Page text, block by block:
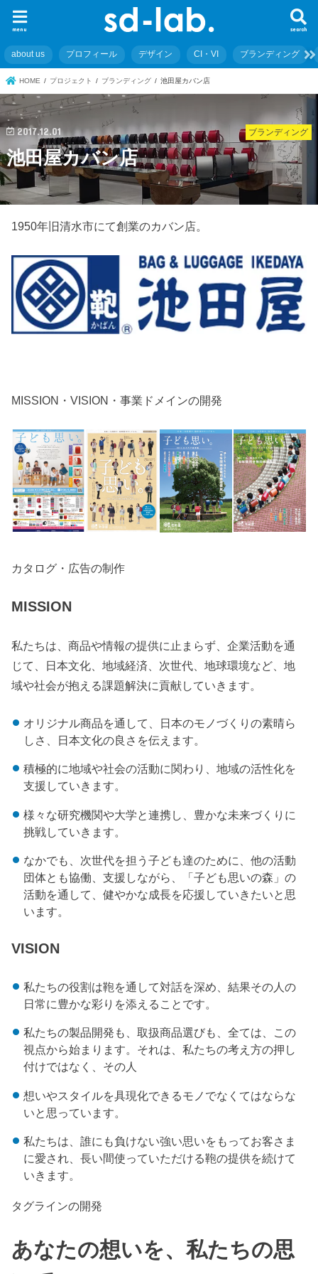
search
menu
about us プロフィール デザイン CI・VI ブランディング
HOME プロジェクト ブランディング 池田屋カバン店
ブランディング
2017.12.01
池田屋カバン店
1950年旧清水市にて創業のカバン店。
MISSION・VISION・事業ドメインの開発
カタログ・広告の制作
MISSION
私たちは、商品や情報の提供に止まらず、企業活動を通
じて、日本文化、地域経済、次世代、地球環境など、地
域や社会が抱える課題解決に貢献していきます。
オリジナル商品を通して、日本のモノづくりの素晴ら
しさ、日本文化の良さを伝えます。
積極的に地域や社会の活動に関わり、地域の活性化を
支援していきます。
様々な研究機関や大学と連携し、豊かな未来づくりに
挑戦していきます。
なかでも、次世代を担う子ども達のために、他の活動
団体とも協働、支援しながら、「子ども思いの森」の
活動を通して、健やかな成長を応援していきたいと思
います。
VISION
私たちの役割は鞄を通して対話を深め、結果その人の
日常に豊かな彩りを添えることです。
私たちの製品開発も、取扱商品選びも、全ては、この
視点から始まります。それは、私たちの考え方の押し
付けではなく、その人
想いやスタイルを具現化できるモノでなくてはならな
いと思っています。
私たちは、誰にも負けない強い思いをもってお客さま
に愛され、長い間使っていただける鞄の提供を続けて
いきます。
タグラインの開発
あなたの想いを、私たちの思